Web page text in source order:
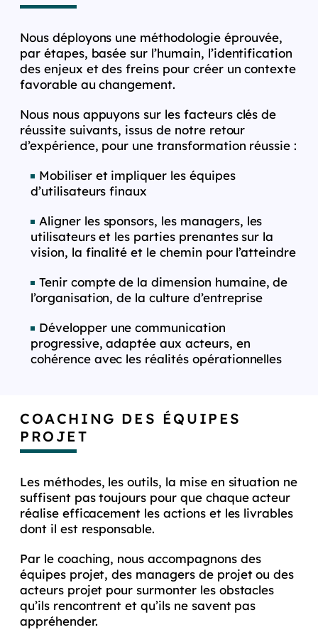
Nous déployons une méthodologie éprouvée,
par étapes, basée sur l’humain, l’identification
des enjeux et des freins pour créer un contexte
favorable au changement.
Nous nous appuyons sur les facteurs clés de
réussite suivants, issus de notre retour
d’expérience, pour une transformation réussie :
Mobiliser et impliquer les équipes
d’utilisateurs finaux
Aligner les sponsors, les managers, les
utilisateurs et les parties prenantes sur la
vision, la finalité et le chemin pour l’atteindre
Tenir compte de la dimension humaine, de
l’organisation, de la culture d’entreprise
Développer une communication
progressive, adaptée aux acteurs, en
cohérence avec les réalités opérationnelles
COACHING DES ÉQUIPES
PROJET
Les méthodes, les outils, la mise en situation ne
suffisent pas toujours pour que chaque acteur
réalise efficacement les actions et les livrables
dont il est responsable.
Par le coaching, nous accompagnons des
équipes projet, des managers de projet ou des
acteurs projet pour surmonter les obstacles
qu’ils rencontrent et qu’ils ne savent pas
appréhender.